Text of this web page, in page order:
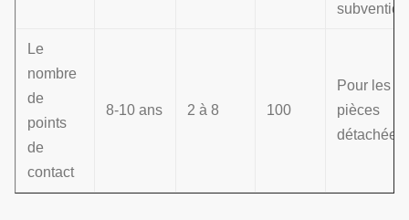
Le
nombre
de
points
de
contact
8-10 ans 2 à 8 100
Pour les
pièces
détachées: